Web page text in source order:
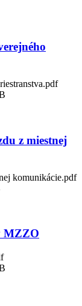
z miestnej
komunikácie.pdf
MZZO